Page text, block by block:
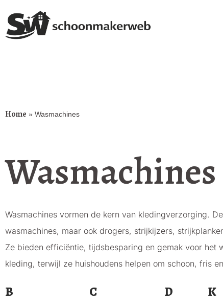
Home » Wasmachines
Wasmachines
Wasmachines vormen de kern van kledingverzorging.
wasmachines, maar ook drogers, strijkijzers,
Ze bieden efficiëntie, tijdsbesparing en gemak voor het
kleding, terwijl ze huishoudens helpen om schoon, fris
B C D K